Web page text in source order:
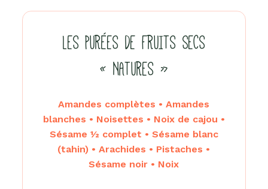
LES PURÉES DE FRUITS SECS
« NATURES »
Amandes complètes • Amandes
blanches • Noisettes • Noix de cajou •
Sésame ½ complet • Sésame blanc
(tahin) • Arachides • Pistaches •
Sésame noir • Noix